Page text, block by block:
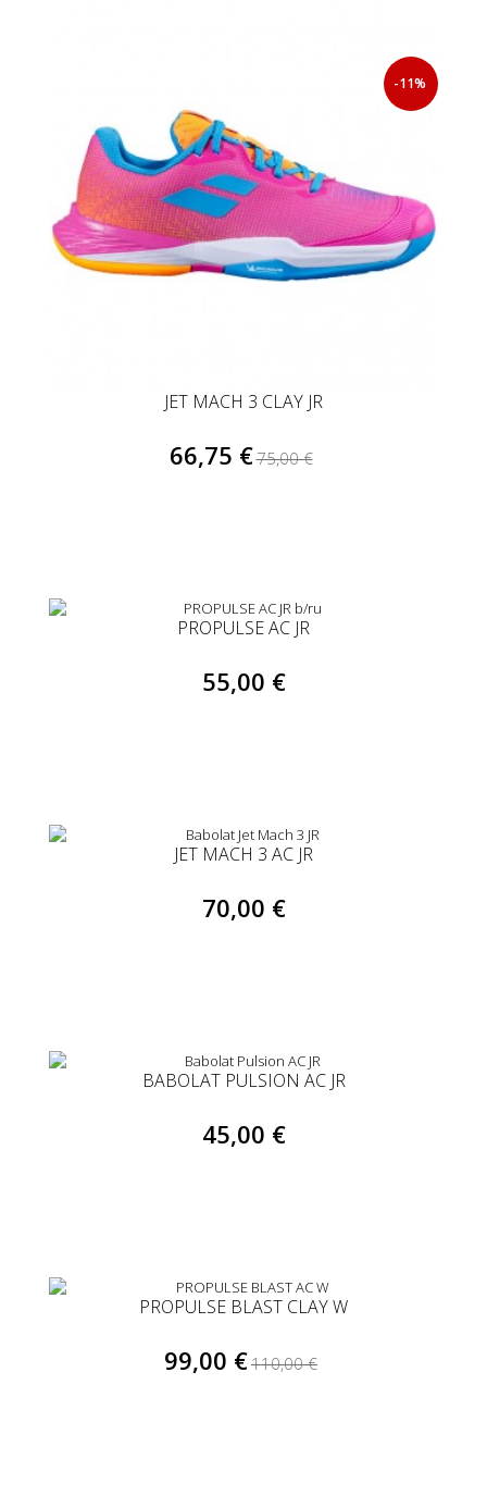
UK 10 ( 28 EU )
UK 11 ( 29 EU )(2)
UK 12 ( 30 EU )(3)
JET MACH 3 CLAY JR
66,75 €75,00 €
-11%
PROPULSE AC JR
55,00 €
JET MACH 3 AC JR
70,00 €
BABOLAT PULSION AC JR
45,00 €
PROPULSE BLAST CLAY W
99,00 €110,00 €